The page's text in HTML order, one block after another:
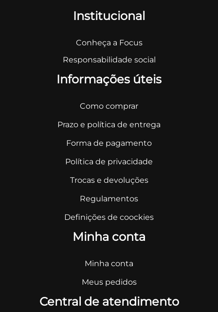
Institucional
Conheça a Focus
Responsabilidade social
Informações úteis
Como comprar
Prazo e política de entrega
Forma de pagamento
Política de privacidade
Trocas e devoluções
Regulamentos
Definições de coockies
Minha conta
Minha conta
Meus pedidos
Central de atendimento